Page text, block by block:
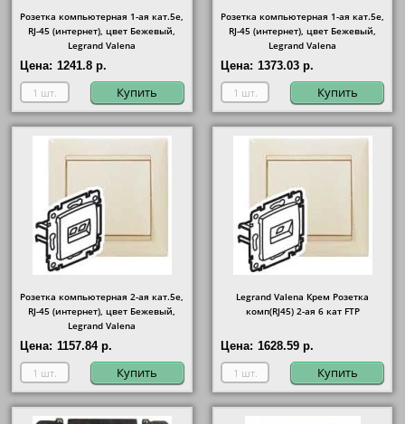
Розетка компьютерная 1-ая кат.5е,
RJ-45 (интернет), цвет Бежевый,
Legrand Valena
Цена: 1241.8 р.
Купить
Розетка компьютерная 1-ая кат.5е,
RJ-45 (интернет), цвет Бежевый,
Legrand Valena
Цена: 1373.03 р.
Купить
Розетка компьютерная 2-ая кат.5е,
RJ-45 (интернет), цвет Бежевый,
Legrand Valena
Цена: 1157.84 р.
Купить
Legrand Valena Крем Розетка
комп(RJ45) 2-ая 6 кат FTP
Цена: 1628.59 р.
Купить